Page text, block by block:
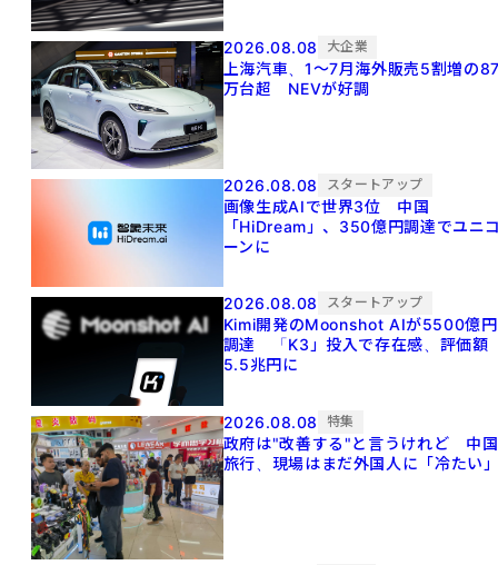
2026.08.08 大企業
上海汽車、1～7月海外販売5割増の
万台超 NEVが好調
2026.08.08 スタートアップ
画像生成AIで世界3位 中国
「HiDream」、350億円調達でユニ
ーンに
2026.08.08 スタートアップ
Kimi開発のMoonshot AIが5500億円
調達 「K3」投入で存在感、評価額
5.5兆円に
2026.08.08 特集
政府は"改善する"と言うけれど 中国
旅行、現場はまだ外国人に「冷たい